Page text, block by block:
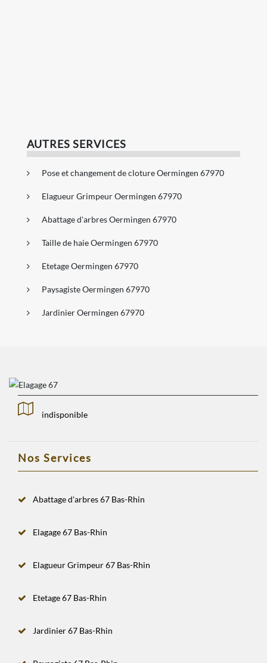
AUTRES SERVICES
Pose et changement de cloture Oermingen 67970
Elagueur Grimpeur Oermingen 67970
Abattage d'arbres Oermingen 67970
Taille de haie Oermingen 67970
Etetage Oermingen 67970
Paysagiste Oermingen 67970
Jardinier Oermingen 67970
indisponible
Nos Services
Abattage d'arbres 67 Bas-Rhin
Elagage 67 Bas-Rhin
Elagueur Grimpeur 67 Bas-Rhin
Etetage 67 Bas-Rhin
Jardinier 67 Bas-Rhin